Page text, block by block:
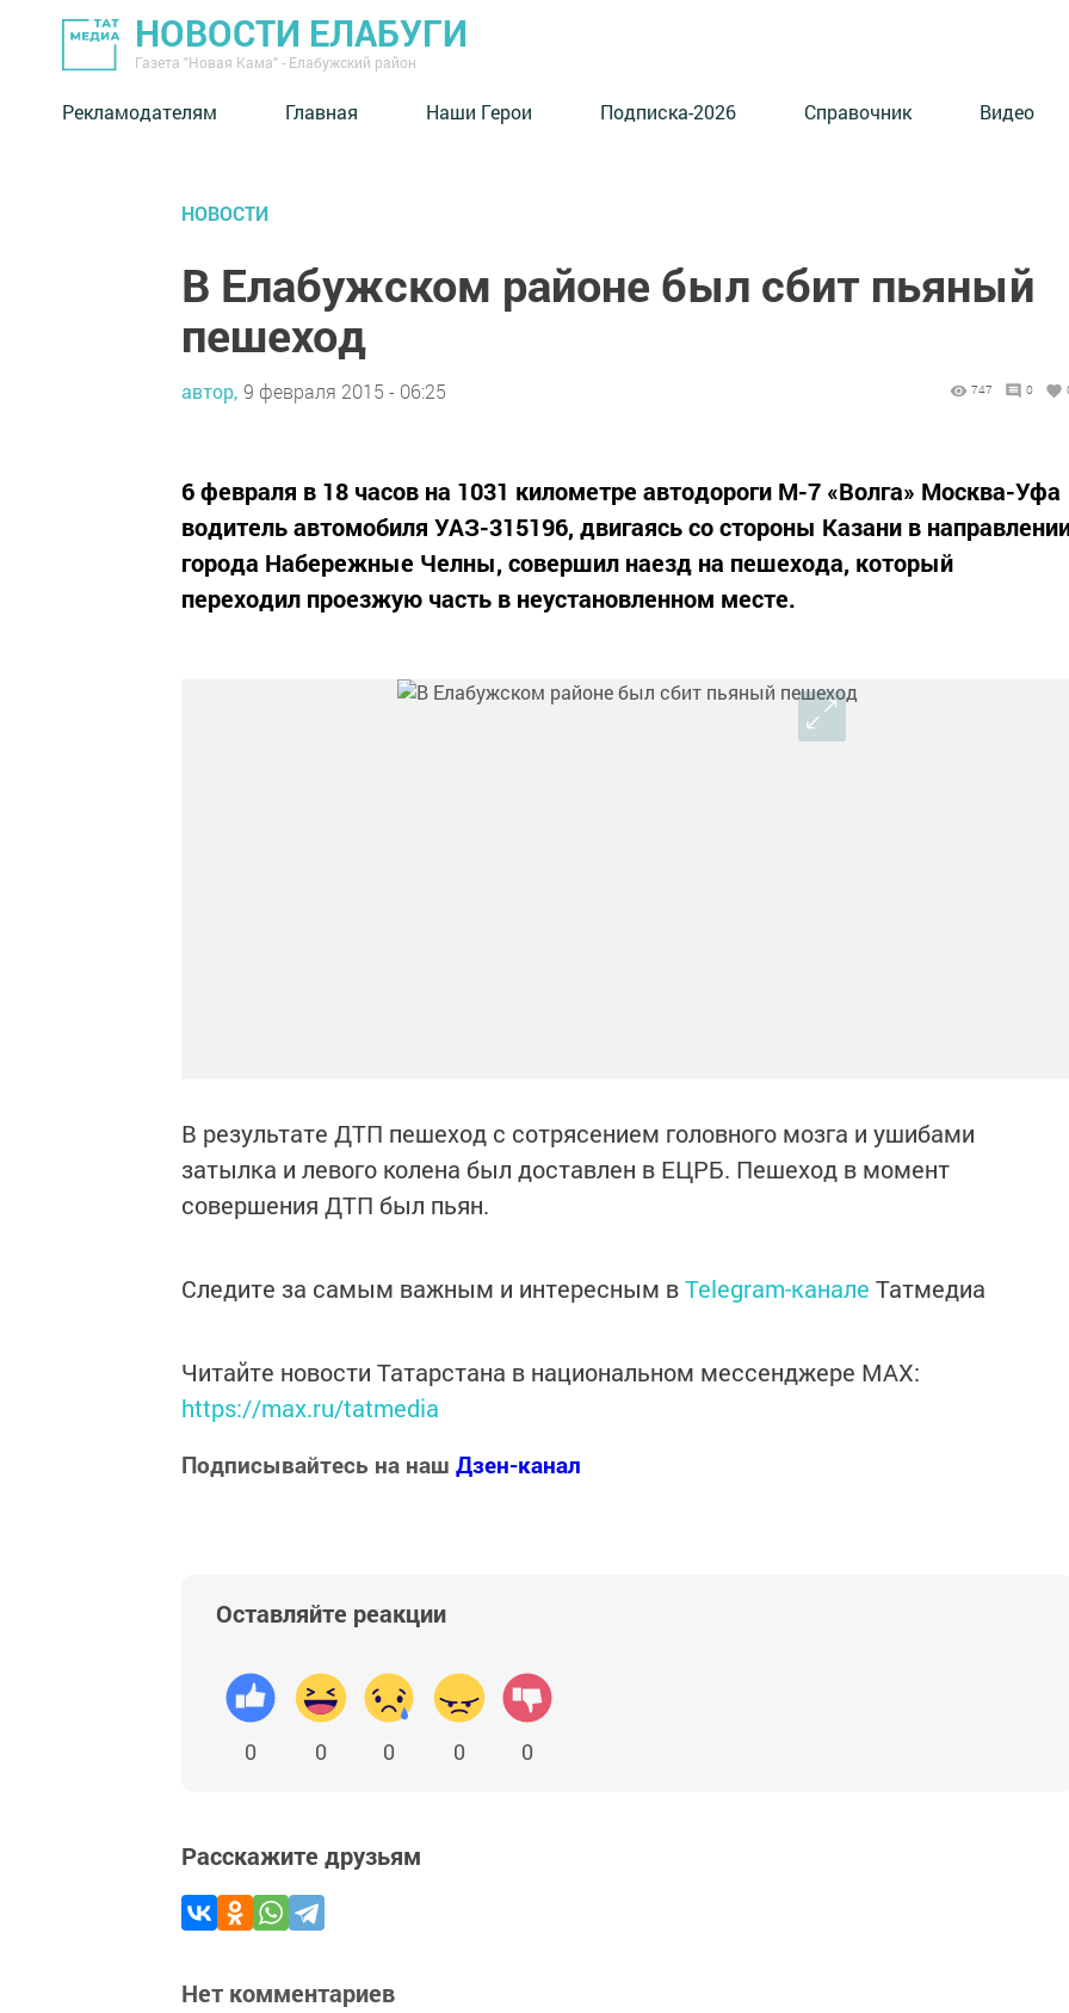
НОВОСТИ ЕЛАБУГИ
Газета "Новая Кама" - Елабужский район
Рекламодателям Главная Наши Герои Подписка-2026 Справочник Видео
НОВОСТИ
В Елабужском районе был сбит пьяный
пешеход
автор, 9 февраля 2015 - 06:25 747 0
6 февраля в 18 часов на 1031 километре автодороги М-7 «Волга» Москва-Уфа
водитель автомобиля УАЗ-315196, двигаясь со стороны Казани в
города Набережные Челны, совершил наезд на пешехода, который
переходил проезжую часть в неустановленном месте.
В результате ДТП пешеход с сотрясением головного мозга и ушибами
затылка и левого колена был доставлен в ЕЦРБ. Пешеход в момент
совершения ДТП был пьян.
Следите за самым важным и интересным вTelegram-канале Татмедиа
Читайте новости Татарстана в национальном мессенджере MАХ:
https://max.ru/tatmedia
Подписывайтесь на наш Дзен-канал
Оставляйте реакции
0 0 0 0 0
Расскажите друзьям
Нет комментариев